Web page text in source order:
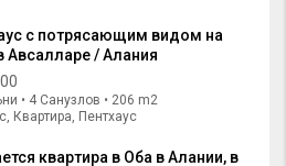
с потрясающим видом на
Авсалларе / Алания
• 4 Санузлов • 206 m2
Квартира, Пентхаус
квартира в Оба в Алании, в